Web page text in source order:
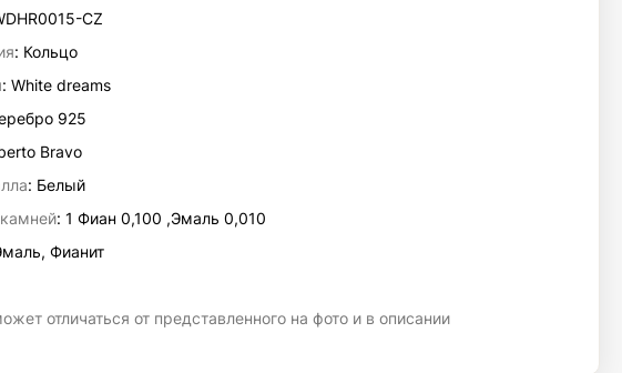
CZ
: Кольцо
: White dreams
925
Bravo
: Белый
: 1 Фиан 0,100 ,Эмаль 0,010
Фианит
отличаться от представленного на фото и в описании